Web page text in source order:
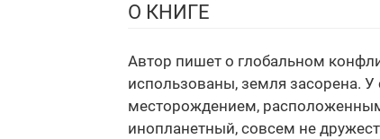
О КНИГЕ
Автор пишет о глобальном
использованы, земля засорена.
месторождением,
инопланетный, совсем не